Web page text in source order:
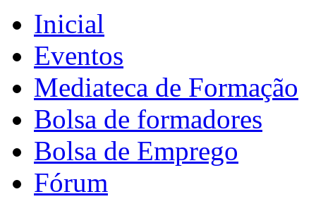
Inicial
Eventos
Mediateca de Formação
Bolsa de formadores
Bolsa de Emprego
Fórum